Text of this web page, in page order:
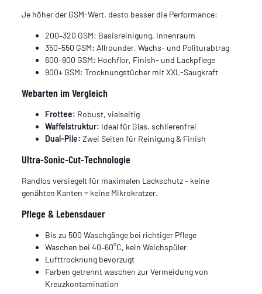
Je höher der GSM-Wert, desto besser die Performance:
200–320 GSM: Basisreinigung, Innenraum
350–550 GSM: Allrounder, Wachs- und Politurabtrag
600–900 GSM: Hochflor, Finish- und Lackpflege
900+ GSM: Trocknungstücher mit XXL-Saugkraft
Webarten im Vergleich
Frottee: Robust, vielseitig
Waffelstruktur: Ideal für Glas, schlierenfrei
Dual-Pile: Zwei Seiten für Reinigung & Finish
Ultra-Sonic-Cut-Technologie
Randlos versiegelt für maximalen Lackschutz – keine
genähten Kanten = keine Mikrokratzer.
Pflege & Lebensdauer
Bis zu 500 Waschgänge bei richtiger Pflege
Waschen bei 40–60°C, kein Weichspüler
Lufttrocknung bevorzugt
Farben getrennt waschen zur Vermeidung von
Kreuzkontamination